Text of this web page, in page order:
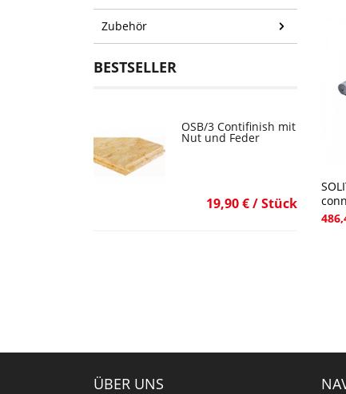
Zubehör
BESTSELLER
OSB/3 Contifinish mit
Nut und Feder
19,90 € / Stück
ÜBER UNS